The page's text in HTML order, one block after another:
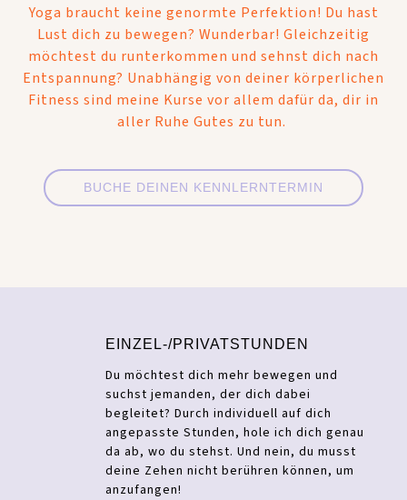
Yoga braucht keine genormte Perfektion! Du hast
Lust dich zu bewegen? Wunderbar! Gleichzeitig
möchtest du runterkommen und sehnst dich nach
Entspannung? Unabhängig von deiner körperlichen
Fitness sind meine Kurse vor allem dafür da, dir in
aller Ruhe Gutes zu tun.
BUCHE DEINEN KENNLERNTERMIN
EINZEL-/PRIVATSTUNDEN
Du möchtest dich mehr bewegen und
suchst jemanden, der dich dabei
begleitet? Durch individuell auf dich
angepasste Stunden, hole ich dich genau
da ab, wo du stehst. Und nein, du musst
deine Zehen nicht berühren können, um
anzufangen!